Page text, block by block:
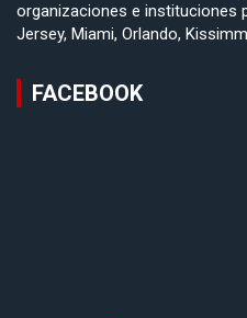
organizaciones e instituciones
Jersey, Miami, Orlando,
FACEBOOK